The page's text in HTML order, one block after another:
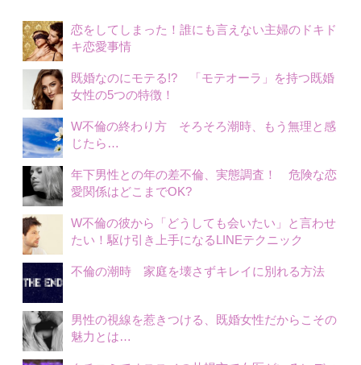
恋をしてしまった！誰にも言えない主婦のドキド
キ恋愛事情
既婚なのにモテる!? 「モテオーラ」を持つ既婚
女性の5つの特徴！
W不倫の終わり方 そろそろ潮時、もう無理と感
じたら…
年下男性との年の差不倫、実態調査！ 危険な恋
愛関係はどこまでOK?
W不倫の彼から「どうしても会いたい」と言わせ
たい！駆け引き上手になるLINEテクニック
不倫の潮時 家庭を壊さずキレイに別れる方法
男性の視線を惹きつける、既婚女性だからこその
魅力とは…